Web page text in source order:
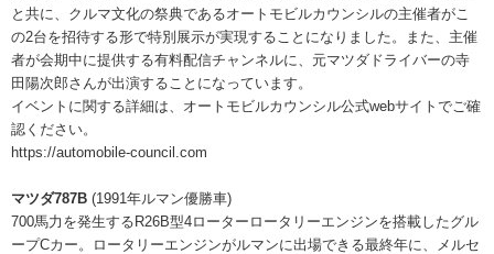
と共に、クルマ文化の祭典であるオートモビルカウンシルの主催者がこ
の2台を招待する形で特別展示が実現することになりました。また、主催
者が会期中に提供する有料配信チャンネルに、元マツダドライバーの寺
田陽次郎さんが出演することになっています。
イベントに関する詳細は、オートモビルカウンシル公式webサイトでご確
認ください。
https://automobile-council.com
マツダ787B (1991年ルマン優勝車)
700馬力を発生するR26B型4ローターロータリーエンジンを搭載したグル
ープCカー。ロータリーエンジンがルマンに出場できる最終年に、メルセ